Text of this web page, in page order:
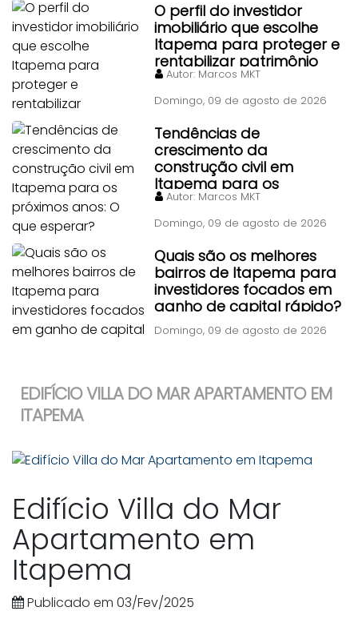
O perfil do investidor
imobiliário que escolhe
Itapema para proteger e
rentabilizar patrimônio
Autor: Marcos MKT
Domingo, 09 de agosto de 2026
Tendências de
crescimento da
construção civil em
Itapema para os
próximos anos: O que
esperar?
Autor: Marcos MKT
Domingo, 09 de agosto de 2026
Quais são os melhores
bairros de Itapema para
investidores focados em
ganho de capital rápido?
Domingo, 09 de agosto de 2026
EDIFÍCIO VILLA DO MAR APARTAMENTO EM
ITAPEMA
Edifício Villa do Mar
Apartamento em
Itapema
Publicado em 03/Fev/2025